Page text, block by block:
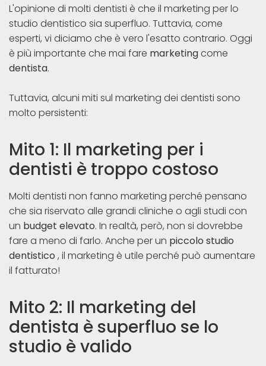
L'opinione di molti dentisti è che il marketing per lo
studio dentistico sia superfluo. Tuttavia, come
esperti, vi diciamo che è vero l'esatto contrario. Oggi
è più importante che mai fare marketingcome
dentista.
Tuttavia, alcuni miti sul marketing dei dentisti sono
molto persistenti:
Mito 1: Il marketing per i
dentisti è troppo costoso
Molti dentisti non fanno marketing perché pensano
che sia riservato alle grandi cliniche o agli studi con
un budget elevato. In realtà, però, non si dovrebbe
fare a meno di farlo. Anche per un piccolo studio
dentistico , il marketing è utile perché può aumentare
il fatturato!
Mito 2: Il marketing del
dentista è superfluo se lo
studio è valido